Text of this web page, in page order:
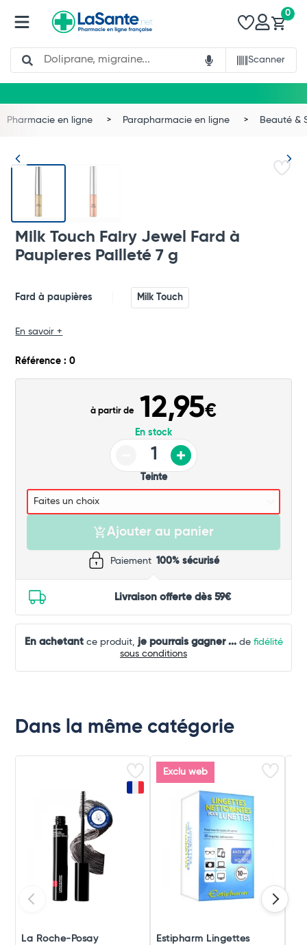
Search
Scanner
0
Total
Pharmacie en ligne Parapharmacie en ligne Beauté &
Milk Touch Fairy Jewel Fard à
Paupieres Pailleté 7 g
Fard à paupières Milk Touch
En savoir +
Référence : 0
à partir de 12,95€
En stock
Teinte
Ajouter au panier
Paiement 100% sécurisé
Livraison offerte dès 59€
En achetantce produit, je pourrais gagner ...de fidélité
sous conditions
Dans la même catégorie
La Roche-Posay
Exclu web
Estipharm Lingettes